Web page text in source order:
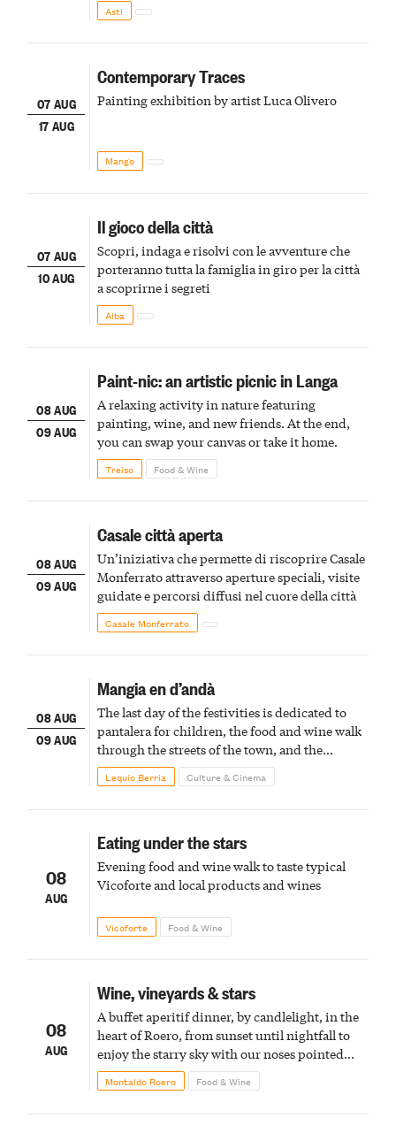
Asti
07 AUG
17 AUG
Contemporary Traces
Painting exhibition by artist Luca Olivero
Mango
07 AUG
10 AUG
Il gioco della città
Scopri, indaga e risolvi con le avventure che
porteranno tutta la famiglia in giro per la città
a scoprirne i segreti
Alba
08 AUG
09 AUG
Paint-nic: an artistic picnic in Langa
A relaxing activity in nature featuring
painting, wine, and new friends. At the end,
you can swap your canvas or take it home.
Treiso Food & Wine
08 AUG
09 AUG
Casale città aperta
Un’iniziativa che permette di riscoprire Casale
Monferrato attraverso aperture speciali, visite
guidate e percorsi diffusi nel cuore della città
Casale Monferrato
08 AUG
09 AUG
Mangia en d’andà
The last day of the festivities is dedicated to
pantalera for children, the food and wine walk
through the streets of the town, and the
fireworks finale
Lequio Berria Culture & Cinema
08
AUG
Eating under the stars
Evening food and wine walk to taste typical
Vicoforte and local products and wines
Vicoforte Food & Wine
08
AUG
Wine, vineyards & stars
A buffet aperitif dinner, by candlelight, in the
heart of Roero, from sunset until nightfall to
enjoy the starry sky with our noses pointed
upward
Montaldo Roero Food & Wine